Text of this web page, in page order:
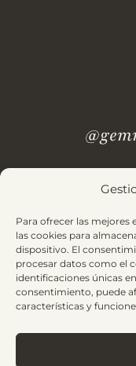
Para ofrecer las mejores
las cookies para
dispositivo. El
procesar datos como el
identificaciones únicas
consentimiento, puede
características y
Aviso
Condiciones de
© 2025 Gemma